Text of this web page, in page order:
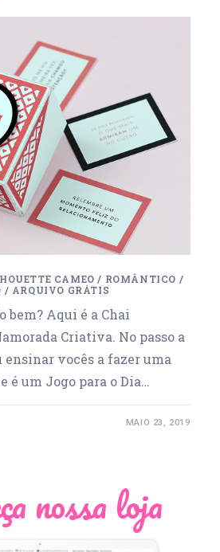
CAMEO / ROMÂNTICO /
/ ARQUIVO GRÁTIS
bem? Aqui é a Chai
Criativa. No passo a
ensinar vocês a fazer uma
é um Jogo para o Dia…
MAIO 23, 2019
nossa loja